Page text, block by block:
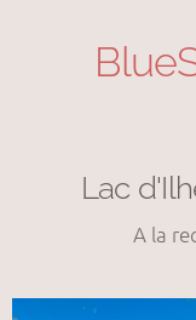
Lac
A la